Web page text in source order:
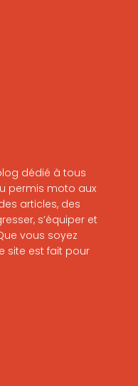
dédié à tous
permis moto aux
articles, des
s’équiper et
vous soyez
site est fait pour